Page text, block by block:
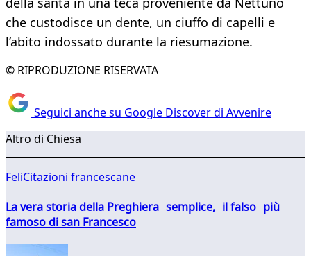
che custodisce un dente, un ciuffo di capelli e
l’abito indossato durante la riesumazione.
© RIPRODUZIONE RISERVATA
Seguici anche su Google Discover di Avvenire
Altro di Chiesa
FeliCitazioni francescane
La vera storia della Preghiera semplice, il falso più
famoso di san Francesco